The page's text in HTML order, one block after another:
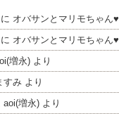
に オバサンとマリモちゃん♥️
に オバサンとマリモちゃん♥️
増永) より
すみ より
aoi(増永) より